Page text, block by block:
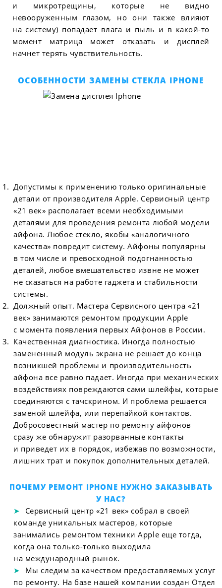
и микротрещины, которые не видно
невооруженным глазом, но они также влияют
на систему) попадает влага и пыль и в какой-то
момент матрица может отказать и дисплей
начнет терять чувствительность.
ОСОБЕННОСТИ ЗАМЕНЫ СТЕКЛА IPHONE
Допустимы к применению только оригинальные
детали от производителя Apple. Сервисный центр
«21 век» располагает всеми необходимыми
деталями для проведения ремонта любой модели
айфона. Любое стекло, якобы «аналогичного
качества» повредит систему. Айфоны популярны
в том числе и превосходной подогнанностью
деталей, любое вмешательство извне не может
не сказаться на работе гаджета и стабильности
системы.
Должный опыт. Мастера Сервисного центра «21
век» занимаются ремонтом продукции Apple
с момента появления первых Айфонов в России.
Качественная диагностика. Иногда полностью
замененный модуль экрана не решает до конца
возникшей проблемы и производительность
айфона все равно падает. Иногда при механических
воздействиях повреждаются сами шлейфы, которые
соединяются с тачскрином. И проблема решается
заменой шлейфа, или перепайкой контактов.
Добросовестный мастер по ремонту айфонов
сразу же обнаружит разорванные контакты
и приведет их в порядок, избежав по возможности,
лишних трат и покупок дополнительных деталей.
ПОЧЕМУ РЕМОНТ IPHONE НУЖНО ЗАКАЗЫВАТЬ
У НАС?
Сервисный центр «21 век» собрал в своей
команде уникальных мастеров, которые
занимались ремонтом техники Apple еще тогда,
когда она только-только выходила
на международный рынок.
Мы следим за качеством предоставляемых услуг
по ремонту. На базе нашей компании создан Отдел